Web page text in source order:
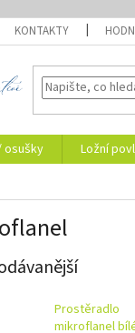
KONTAKTY
osušky Ložní
Prostěradlo
mikroflanel